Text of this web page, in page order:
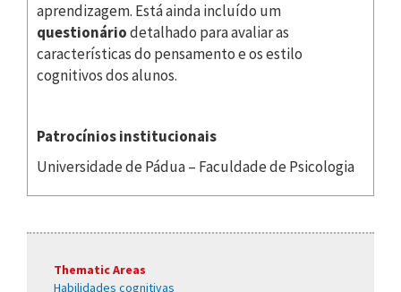
aprendizagem. Está ainda incluído um
questionáriodetalhado para avaliar as
características do pensamento e os estilo
cognitivos dos alunos.
Patrocínios institucionais
Universidade de Pádua – Faculdade de Psicologia
Thematic Areas
Habilidades cognitivas